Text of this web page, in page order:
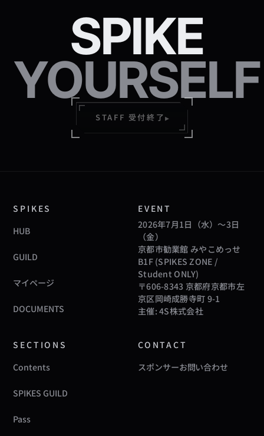
SPIKE
YOURSELF
STAFF 受付終了▸
SPIKES
HUB
GUILD
マイページ
DOCUMENTS
EVENT
2026年7月1日（水）〜3日
（金）
京都市勧業館 みやこめっせ
B1F (SPIKES ZONE /
Student ONLY)
〒606-8343 京都府京都市左
京区岡崎成勝寺町 9-1
主催: 4S株式会社
SECTIONS
Contents
SPIKES GUILD
Pass
CONTACT
スポンサーお問い合わせ